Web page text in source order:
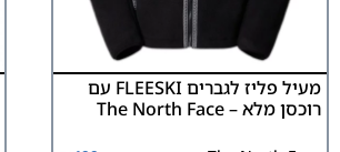
מעיל פליז לגברים FLEESKI עם
רוכסן מלא – The North Face